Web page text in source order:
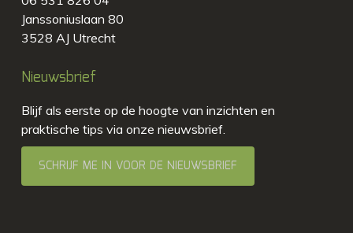
Janssoniuslaan 80
3528 AJ Utrecht
Nieuwsbrief
Blijf als eerste op de hoogte van inzichten en
praktische tips via onze nieuwsbrief.
SCHRIJF ME IN VOOR DE NIEUWSBRIEF